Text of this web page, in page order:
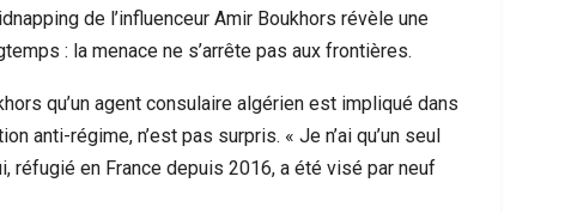
de l’influenceur Amir Boukhors révèle une
: la menace ne s’arrête pas aux frontières.
qu’un agent consulaire algérien est impliqué dans
anti-régime, n’est pas surpris. « Je n’ai qu’un seul
réfugié en France depuis 2016, a été visé par neuf